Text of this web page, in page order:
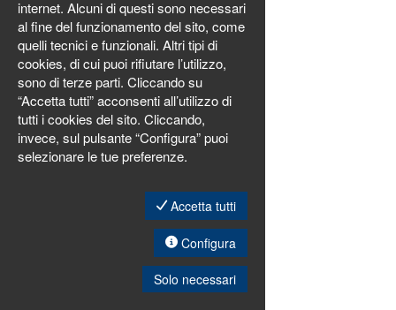
IT
DE
ES
internet. Alcuni di questi sono necessari
al fine del funzionamento del sito, come
quelli tecnici e funzionali. Altri tipi di
cookies, di cui puoi rifiutare l’utilizzo,
sono di terze parti. Cliccando su
“Accetta tutti” acconsenti all’utilizzo di
tutti i cookies del sito. Cliccando,
invece, sul pulsante “Configura” puoi
selezionare le tue preferenze.
Accetta tutti
Configura
Solo necessari